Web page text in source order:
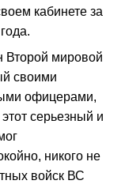
кабинете за
Второй мировой
своими
офицерами,
серьезный и
никого не
войск ВС